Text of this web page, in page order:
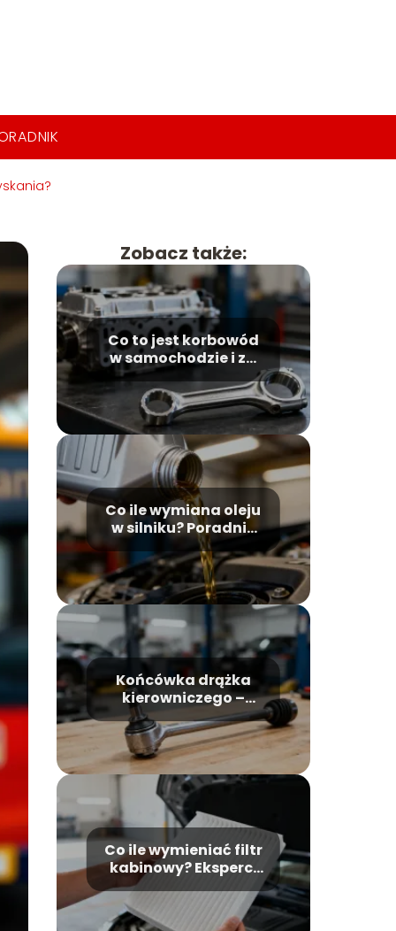
Zobacz także:
Co to jest korbowód
w samochodzie i za
co odpowiada?
Co ile wymiana oleju
w silniku? Poradnik
kierowcy
Końcówka drążka
kierowniczego –
objawy zużycia, jak
rozpoznać?
Co ile wymieniać filtr
kabinowy? Eksperci